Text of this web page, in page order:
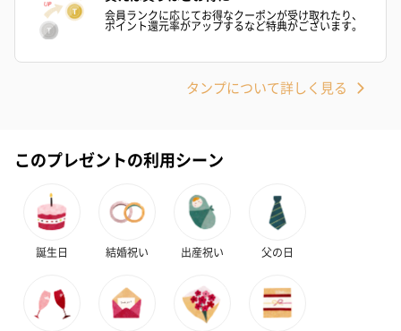
会員ランクに応じてお得なクーポンが受け取れたり、
ポイント還元率がアップするなど特典がございます。
タンプについて詳しく見る
このプレゼントの利用シーン
誕生日 結婚祝い 出産祝い 父の日